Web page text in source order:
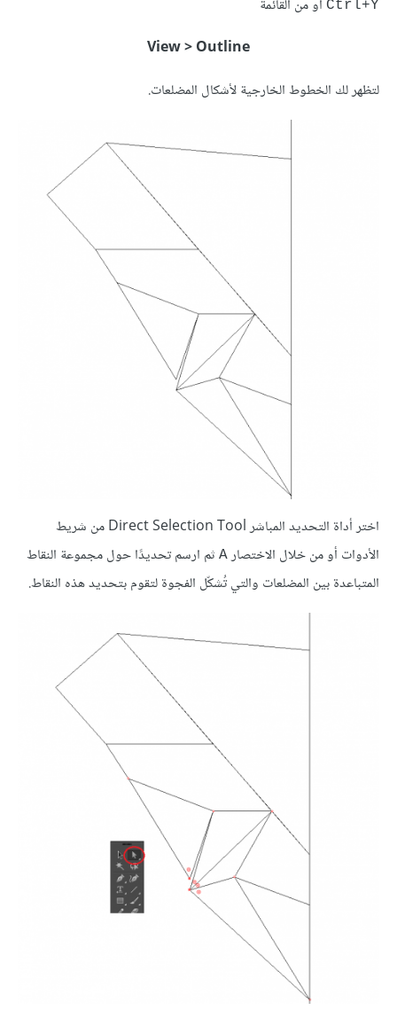
Ctrl+Y أو من القائمة
View > Outline
لتظهر لك الخطوط الخارجية لأشكال المضلعات.
اختر أداة التحديد المباشر Direct Selection Tool من شريط
الأدوات أو من خلال الاختصارA ثم ارسم تحديدًا حول مجموعة النقاط
المتباعدة بين المضلعات والتي تُشكّل الفجوة لتقوم بتحديد هذه النقاط.